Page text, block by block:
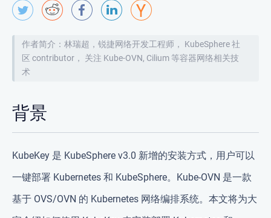
作者简介：林瑞超，锐捷网络开发工程师， KubeSphere 社
区 contributor， 关注 Kube-OVN, Cilium 等容器网络相关技
术
背景
KubeKey 是 KubeSphere v3.0 新增的安装方式，用户可以
一键部署 Kubernetes 和 KubeSphere。Kube-OVN 是一款
基于 OVS/OVN 的 Kubernetes 网络编排系统。本文将为大